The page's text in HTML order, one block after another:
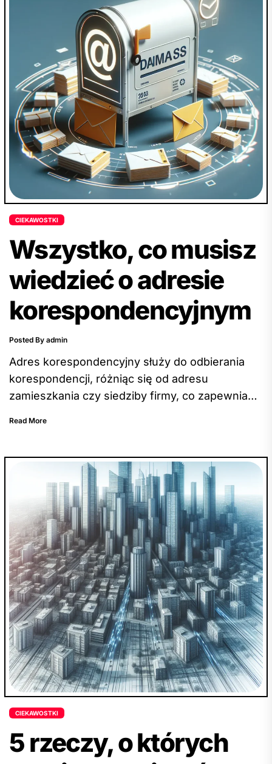
zachęca czytelników do zapoznania się z
pełnym tekstem, w którym znajduje się jeszcze
więcej informacji na temat wynajmu biura w
prestiżowej lokalizacji i jego wpływu na firmową
reputację. Artykuł może zainteresować osoby
prowadzące działalność gospodarczą,
szukające sposobów na usprawnienie
administracyjnych czynności oraz chcące lepiej
wykorzystać zasoby firmy.
CIEKAWOSTKI
Wszystko, co musisz
wiedzieć o adresie
korespondencyjnym
Posted By admin
Adres korespondencyjny służy do odbierania
korespondencji, różniąc się od adresu
zamieszkania czy siedziby firmy, co zapewnia
podróżujących lub zmieniających miejsce
zamieszkania. Korzystanie z adresu
korespondencyjnego oferuje wiele korzyści,
takich jak zachowanie prywatności, zyskanie
profesjonalnego wizerunku oraz ułatwienie
organizacji otrzymywanej korespondencji. Ma to
istotne znaczenie zarówno dla przedsiębiorstw,
jak i osób prywatnych, dlatego warto zastanowić
się nad skorzystaniem z tego rozwiązania.
Artykuł szczegółowo opisuje zalety i możliwości
wykorzystania adresu korespondencyjnego,
zachęcając do dalszego zgłębienia tematu i
rozważenia skorzystania z tej usługi.
Read More
CIEKAWOSTKI
5 rzeczy, o których